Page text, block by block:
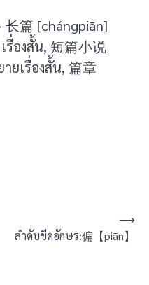
篇 [chángpiān]
รื่องสั้น, 短篇小说
ยเรื่องสั้น, 篇章
ลำดับขีดอักษร:偏【piān】
⟶